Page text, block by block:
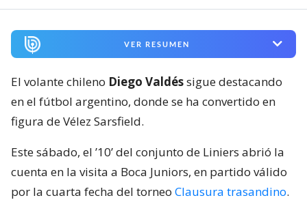
VER RESUMEN
El volante chileno Diego Valdéssigue destacando
en el fútbol argentino, donde se ha convertido en
figura de Vélez Sarsfield.
Este sábado, el ’10’ del conjunto de Liniers abrió la
cuenta en la visita a Boca Juniors, en partido válido
por la cuarta fecha del torneo Clausura trasandino.